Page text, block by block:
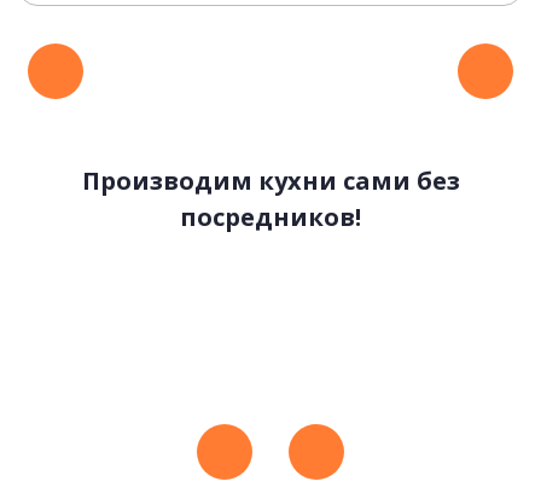
Производим кухни сами без
посредников!